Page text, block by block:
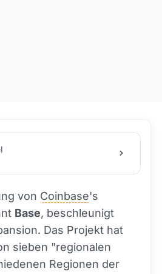
von Coinbase's
Base, beschleunigt
Das Projekt hat
sieben "regionalen
Regionen der